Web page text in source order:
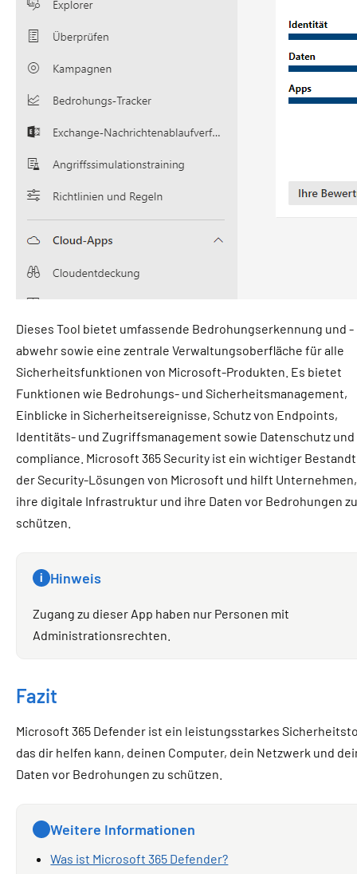
Dieses Tool bietet umfassende Bedrohungserkennung und -
abwehr sowie eine zentrale Verwaltungsoberfläche für alle
Sicherheitsfunktionen von Microsoft-Produkten. Es bietet
Funktionen wie Bedrohungs- und Sicherheitsmanagement,
Einblicke in Sicherheitsereignisse, Schutz von Endpoints,
Identitäts- und Zugriffsmanagement sowie Datenschutz und
compliance. Microsoft 365 Security ist ein wichtiger
der Security-Lösungen von Microsoft und hilft Unternehmen,
ihre digitale Infrastruktur und ihre Daten vor Bedrohungen zu
schützen.
i Hinweis
Zugang zu dieser App haben nur Personen mit
Administrationsrechten.
Fazit
Microsoft 365 Defender ist ein leistungsstarkes
das dir helfen kann, deinen Computer, dein Netzwerk und
Daten vor Bedrohungen zu schützen.
Weitere Informationen
Was ist Microsoft 365 Defender?